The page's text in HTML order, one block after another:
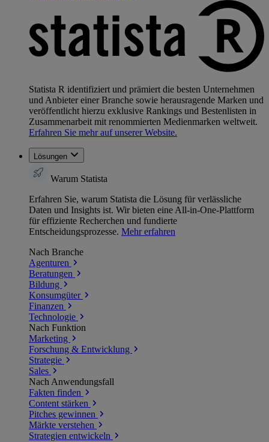
Statista R identifiziert und prämiert die besten Unternehmen
und Anbieter einer Branche sowie herausragende Marken und
veröffentlicht hierzu exklusive Rankings und Bestenlisten in
Zusammenarbeit mit renommierten Medienmarken weltweit.
Erfahren Sie mehr auf unserer Website.
Lösungen
Warum Statista
Erfahren Sie, warum Statista die Lösung für verlässliche
Daten und Insights ist. Wir bieten eine All-in-One-Plattform
für effiziente Recherchen und fundierte
Entscheidungsprozesse. Mehr erfahren
Nach Branche
Agenturen
Beratungen
Bildung
Konsumgüter
Finanzen
Technologie
Nach Funktion
Marketing
Forschung & Entwicklung
Strategie
Sales
Nach Anwendungsfall
Fakten finden
Content stärken
Pitches gewinnen
Märkte verstehen
Strategien entwickeln